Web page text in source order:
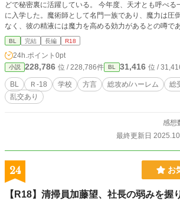
どで秘密裏に活躍している。 今年度、天才とも呼べる
に入学した。魔術師として名門一族であり、魔力は圧
なく、彼の精液には魔力を高める効力があるとの噂で
生を決める四年間の魔術師学校生活。青年たちの欲望
BL 完結 長編 R18
24h.ポイント 0pt
小説 228,786 位 / 228,786件 BL 31,416 位 /
BL Ｒ-18 学校 方言 総攻め/ハーレム 総
乱交あり
感想
最終更新日
24 お
【R18】清掃員加藤望、社長の弱みを握